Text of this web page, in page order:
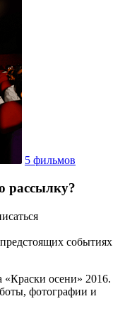
5 фильмов
рассылку?
событиях
«Краски осени» 2016.
фотографии и